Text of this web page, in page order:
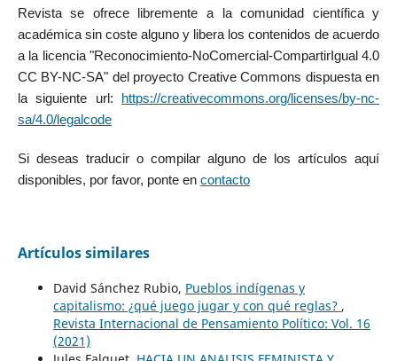
Revista se ofrece libremente a la comunidad científica y
académica sin coste alguno y libera los contenidos de acuerdo
a la licencia "Reconocimiento-NoComercial-CompartirIgual 4.0
CC BY-NC-SA" del proyecto Creative Commons dispuesta en
la siguiente url:
https://creativecommons.org/licenses/by-nc-
sa/4.0/legalcode
Si deseas traducir o compilar alguno de los artículos aquí
disponibles, por favor, ponte en contacto
Artículos similares
David Sánchez Rubio, Pueblos indígenas y
capitalismo: ¿qué juego jugar y con qué reglas? ,
Revista Internacional de Pensamiento Político: Vol. 16
(2021)